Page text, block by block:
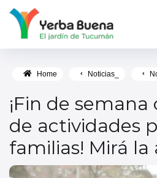
Home Noticias_
¡Fin de
de actividades
familias! Mirá la